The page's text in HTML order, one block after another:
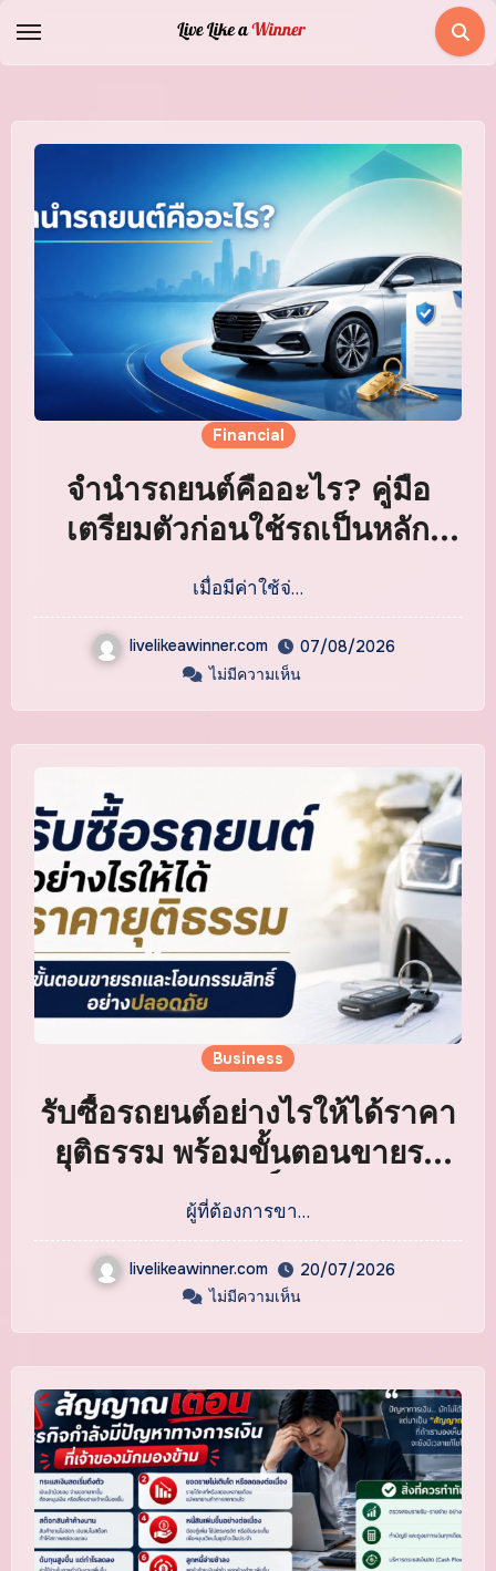
Financial
จำนำรถยนต์คืออะไร? คู่มือ
เตรียมตัวก่อนใช้รถเป็นหลัก
ประกัน
เมื่อมีค่าใช้จ่…
livelikeawinner.com
07/08/2026
ไม่มีความเห็น
Business
รับซื้อรถยนต์อย่างไรให้ได้ราคา
ยุติธรรม พร้อมขั้นตอนขายรถ
และโอนกรรมสิทธิ์อย่างปลอดภัย
ผู้ที่ต้องการขา…
livelikeawinner.com
20/07/2026
ไม่มีความเห็น